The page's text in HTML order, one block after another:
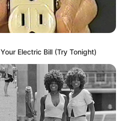
τους.
πρόβλημα να “καβαλάνε” τα
τα αυτοκίνητά τους
αξίζει να πούμε
στους παραπάνω
Electric Bill (Try Tonight)